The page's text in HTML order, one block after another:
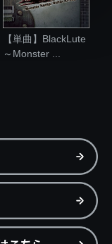
【単曲】BlackLute
～Monster ...